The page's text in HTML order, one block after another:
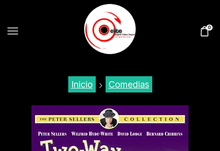
0
Inicio Comedias